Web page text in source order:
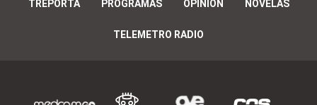
TREPORTA PROGRAMAS OPINIÓN NOVELAS
TELEMETRO RADIO